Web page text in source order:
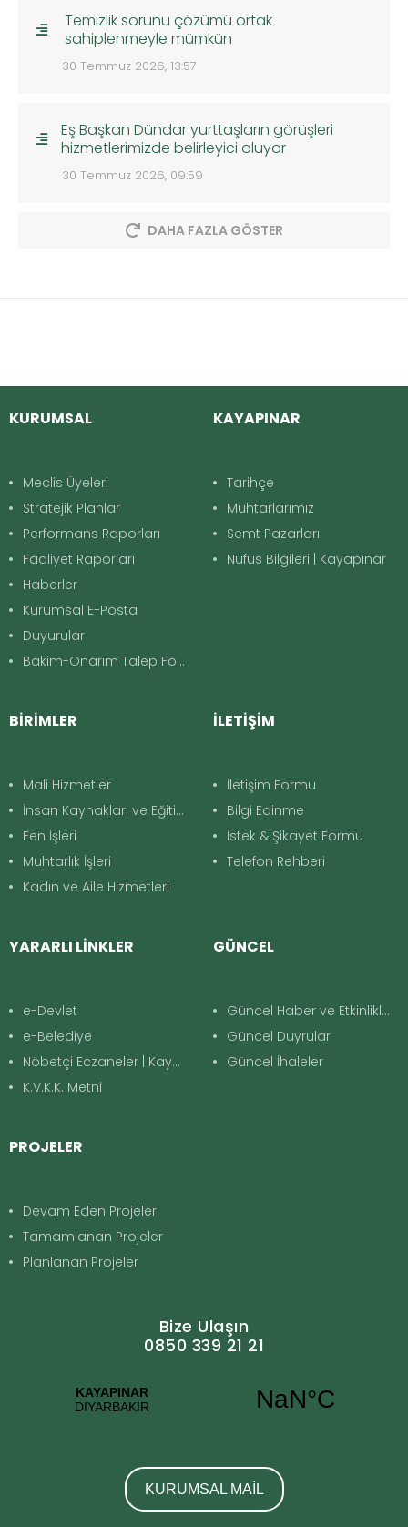
Temizlik sorunu çözümü ortak
sahiplenmeyle mümkün
30 Temmuz 2026, 13:57
Eş Başkan Dündar yurttaşların görüşleri
hizmetlerimizde belirleyici oluyor
30 Temmuz 2026, 09:59
DAHA FAZLA GÖSTER
KURUMSAL
Meclis Üyeleri
Stratejik Planlar
Performans Raporları
Faaliyet Raporları
Haberler
Kurumsal E-Posta
Duyurular
Bakim-Onarım Talep Formu
KAYAPINAR
Tarihçe
Muhtarlarımız
Semt Pazarları
Nüfus Bilgileri | Kayapınar
BİRİMLER
Mali Hizmetler
İnsan Kaynakları ve Eğitim
Fen İşleri
Muhtarlık İşleri
Kadın ve Aile Hizmetleri
İLETİŞİM
İletişim Formu
Bilgi Edinme
İstek & Şikayet Formu
Telefon Rehberi
YARARLI LİNKLER
e-Devlet
e-Belediye
Nöbetçi Eczaneler | Kayapınar
K.V.K.K. Metni
GÜNCEL
Güncel Haber ve Etkinlikler
Güncel Duyrular
Güncel İhaleler
PROJELER
Devam Eden Projeler
Tamamlanan Projeler
Planlanan Projeler
Bize Ulaşın
0850 339 21 21
KURUMSAL MAİL